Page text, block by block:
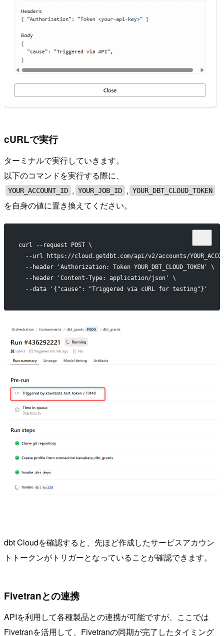
cURLで実行
ターミナルで実行していきます。
以下のコマンドを実行する際に、
YOUR_ACCOUNT_ID , YOUR_JOB_ID , YOUR_DBT_CLOUD_TOKEN
を自身の値に置き換えてください。
curl --request POST \
--url https://cloud.getdbt.com/api/v2/accounts/
  --header 'Authorization: Token YOUR_DBT_CLOUD_TOKEN' \
  --header 'Content-Type: application/json' \
  --data '{"cause": "Triggered via cURL for testing"}'
dbt Cloudを確認すると、先ほど作成したサービスアカウン
トトークンがトリガーとなっていることが確認できます。
Fivetranとの連携
APIを利用して各種製品との連携が可能ですが、ここでは
Fivetranを活用して、Fivetranの同期が完了したタイミング